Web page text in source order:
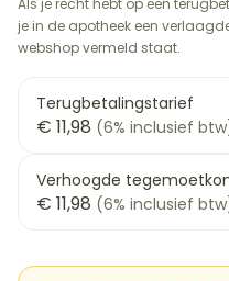
Als je recht hebt op een
je in de apotheek een
webshop vermeld staat.
Terugbetalingstarief
€ 11,98 (6% inclusief
Verhoogde
€ 11,98 (6% inclusief